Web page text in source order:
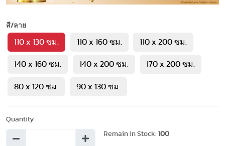
สี/ลาย
110 x 130 ซม. 110 x 160 ซม. 110 x 200 ซม.
140 x 160 ซม. 140 x 200 ซม. 170 x 200 ซม.
80 x 120 ซม. 90 x 130 ซม.
Quantity
Remain in Stock: 100